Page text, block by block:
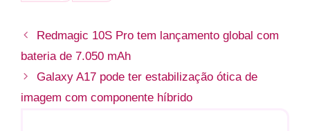
Redmagic 10S Pro tem lançamento global com
bateria de 7.050 mAh
Galaxy A17 pode ter estabilização ótica de
imagem com componente híbrido